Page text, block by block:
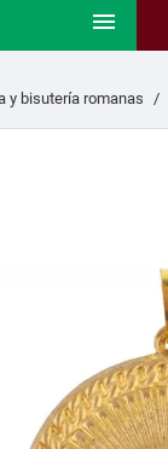

y bisutería romanas